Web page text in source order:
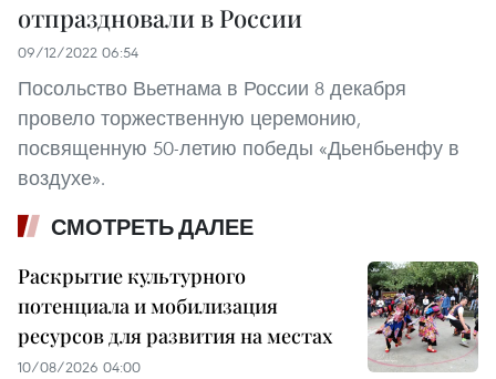
отпраздновали в России
09/12/2022 06:54
Посольство Вьетнама в России 8 декабря
провело торжественную церемонию,
посвященную 50-летию победы «Дьенбьенфу в
воздухе».
СМОТРЕТЬ ДАЛЕЕ
Раскрытие культурного
потенциала и мобилизация
ресурсов для развития на местах
10/08/2026 04:00